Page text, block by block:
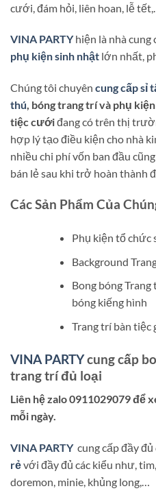
cưới, đám hỏi, liên hoan, lễ tết,…
VINA PARTYhiện là nhà cung
phụ kiện sinh nhật lớn nhất,
Chúng tôi chuyên cung cấp sỉ
thú, bóng trang trí và phụ
tiệc cướiđang có trên thị
hợp lý tạo điều kiện cho nhà
nhiều chi phí vốn ban đầu
bán lẻ sau khi trở hoàn thành
Các Sản Phẩm Của
Phụ kiện tổ chức
Background
Bong bóng Trang
bóng kiếng hình
Trang trí bàn tiệc
VINA PARTYcung cấp
trang trí đủ loại
Liên hệ zalo 0911029079 để
mỗi ngày.
VINA PARTY cung cấp đầy đủ
rẻvới đầy đủ các kiểu như,
doremon, minie, khủng long,…